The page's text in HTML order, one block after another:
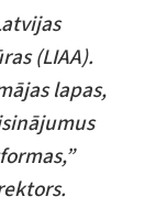
(LIAA).
lapas,